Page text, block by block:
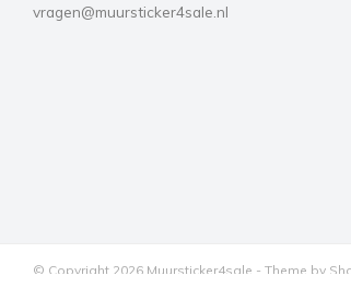
vragen@muursticker4sale.nl
© Copyright 2026 Muursticker4sale - Theme by